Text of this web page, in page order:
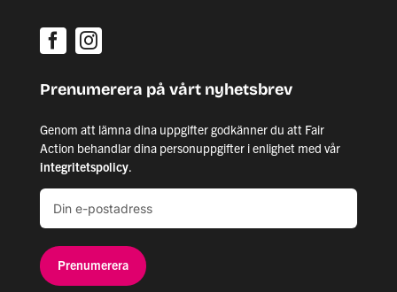
Prenumerera på vårt nyhetsbrev
Genom att lämna dina uppgifter godkänner du att Fair
Action behandlar dina personuppgifter i enlighet med vår
integritetspolicy.